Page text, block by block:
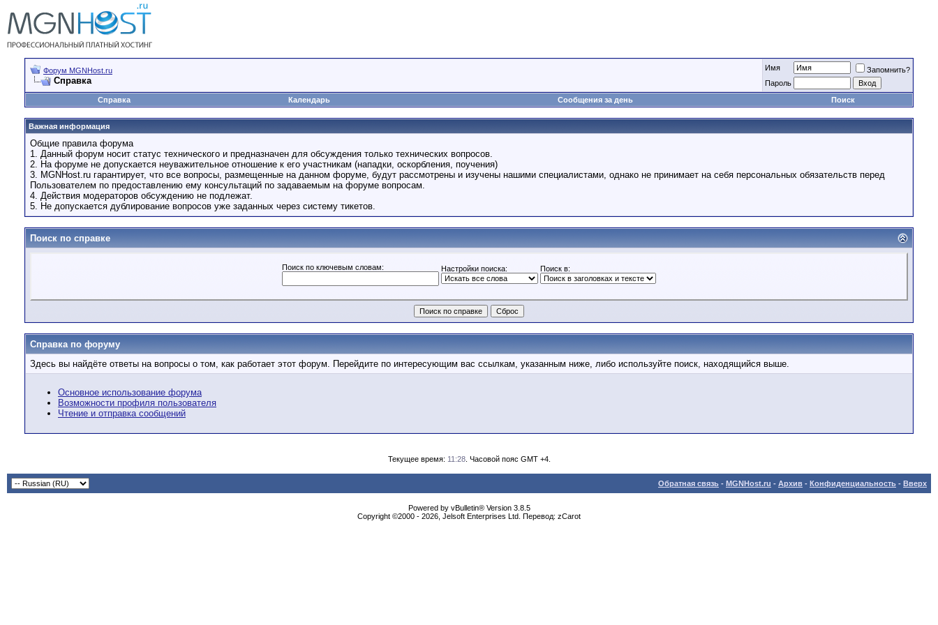
Форум MGNHost.ru
Справка
Имя
Запомнить?
Пароль
Справка
Календарь Сообщения за день Поиск
Важная информация
Общие правила форума
1. Данный форум носит статус технического и предназначен для обсуждения только технических вопросов.
2. На форуме не допускается неуважительное отношение к его участникам (нападки, оскорбления, поучения)
3. MGNHost.ru гарантирует, что все вопросы, размещенные на данном форуме, будут рассмотрены и изучены нашими специалистами, однако не принимает на себя персональных обязательств перед
Пользователем по предоставлению ему консультаций по задаваемым на форуме вопросам.
4. Действия модераторов обсуждению не подлежат.
5. Не допускается дублирование вопросов уже заданных через систему тикетов.
Поиск по справке
Поиск по ключевым словам: Настройки поиска: Поиск в:
Справка по форуму
Здесь вы найдёте ответы на вопросы о том, как работает этот форум. Перейдите по интересующим вас ссылкам, указанным ниже, либо используйте поиск, находящийся выше.
Основное использование форума
Возможности профиля пользователя
Чтение и отправка сообщений
Текущее время: 11:28. Часовой пояс GMT +4.
Обратная связь - MGNHost.ru - Архив - Конфиденциальность - Вверх
Powered by vBulletin® Version 3.8.5
Copyright ©2000 - 2026, Jelsoft Enterprises Ltd. Перевод: zCarot